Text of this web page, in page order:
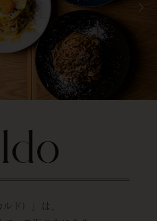
ド）」は、